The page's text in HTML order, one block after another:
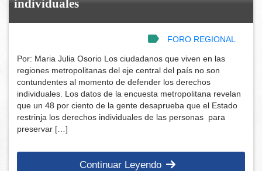
individuales
FORO REGIONAL
Por: Maria Julia Osorio Los ciudadanos que viven en las
regiones metropolitanas del eje central del país no son
contundentes al momento de defender los derechos
individuales. Los datos de la encuesta metropolitana revelan
que un 48 por ciento de la gente desaprueba que el Estado
restrinja los derechos individuales de las personas para
preservar […]
Continuar Leyendo